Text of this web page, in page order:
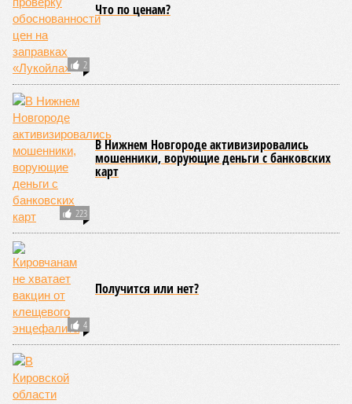
2
Что по ценам?
223
В Нижнем Новгороде активизировались
мошенники, ворующие деньги с банковских
карт
4
Получится или нет?